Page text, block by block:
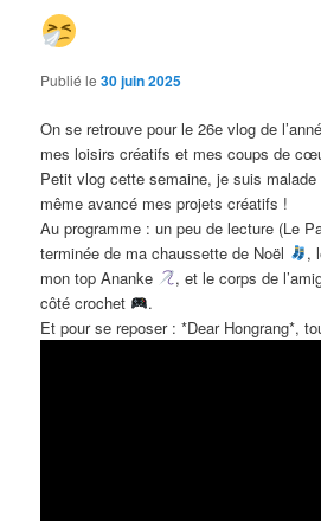
Publié le30 juin 2025
On se retrouve pour le 26e vlog de
mes loisirs créatifs et mes coups de
Petit vlog cette semaine, je suis malade
même avancé mes projets créatifs !
Au programme : un peu de lecture (Le
terminée de ma chaussette de Noël
,
mon top Ananke
, et le corps de
côté crochet
.
Et pour se reposer : *Dear Hongrang*,